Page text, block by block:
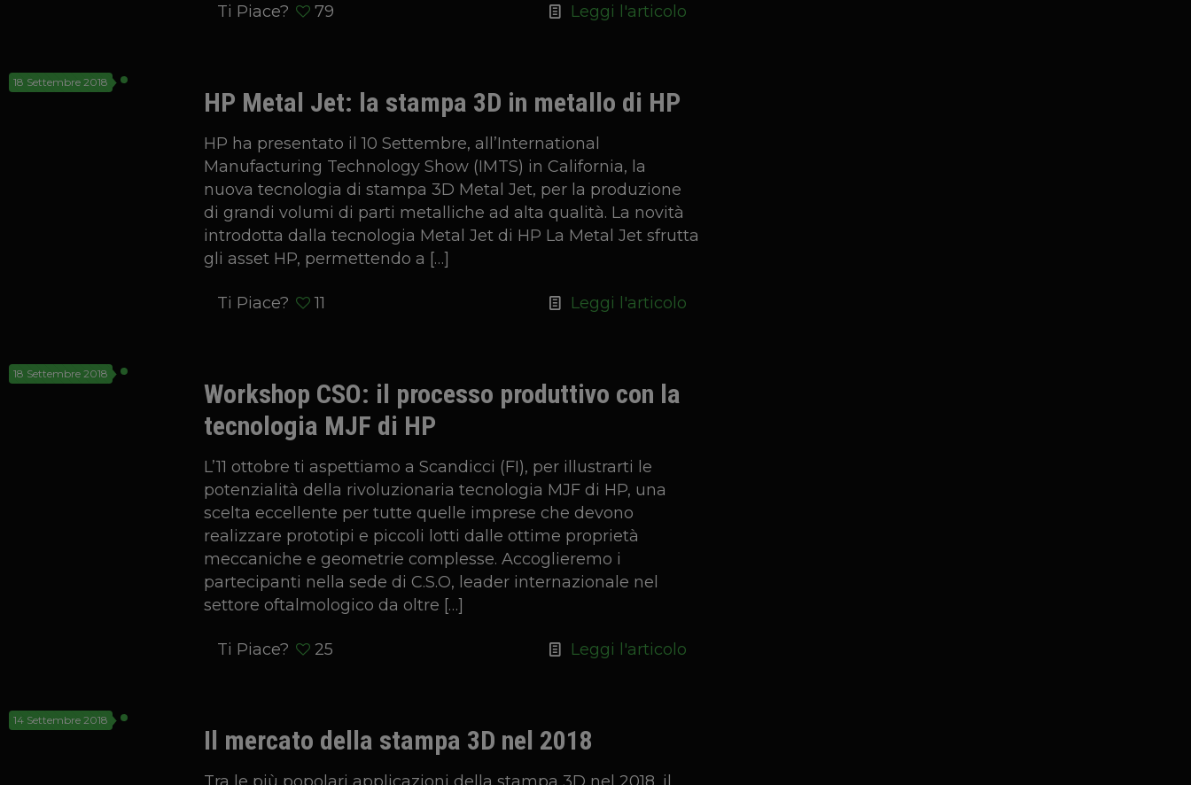
Ti Piace? 79 Leggi l'articolo
18 Settembre 2018
HP Metal Jet: la stampa 3D in metallo di HP
HP ha presentato il 10 Settembre, all’International
Manufacturing Technology Show (IMTS) in California, la
nuova tecnologia di stampa 3D Metal Jet, per la produzione
di grandi volumi di parti metalliche ad alta qualità. La novità
introdotta dalla tecnologia Metal Jet di HP La Metal Jet sfrutta
gli asset HP, permettendo a […]
Ti Piace? 11 Leggi l'articolo
18 Settembre 2018
Workshop CSO: il processo produttivo con la
tecnologia MJF di HP
L’11 ottobre ti aspettiamo a Scandicci (FI), per illustrarti le
potenzialità della rivoluzionaria tecnologia MJF di HP, una
scelta eccellente per tutte quelle imprese che devono
realizzare prototipi e piccoli lotti dalle ottime proprietà
meccaniche e geometrie complesse. Accoglieremo i
partecipanti nella sede di C.S.O, leader internazionale nel
settore oftalmologico da oltre […]
Ti Piace? 25 Leggi l'articolo
14 Settembre 2018
Il mercato della stampa 3D nel 2018